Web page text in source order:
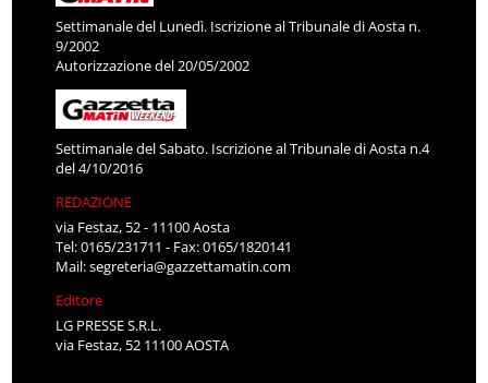
Settimanale del Lunedì. Iscrizione al Tribunale di Aosta n.
9/2002
Autorizzazione del 20/05/2002
Settimanale del Sabato. Iscrizione al Tribunale di Aosta n.4
del 4/10/2016
REDAZIONE
via Festaz, 52 - 11100 Aosta
Tel: 0165/231711 - Fax: 0165/1820141
Mail:segreteria@gazzettamatin.com
Editore
LG PRESSE S.R.L.
via Festaz, 52 11100 AOSTA